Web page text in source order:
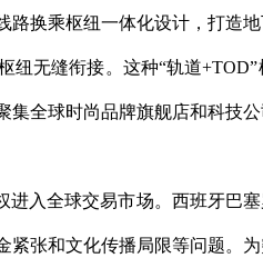
路换乘枢纽一体化设计，打造
纽无缝衔接。这种“轨道
集全球时尚品牌旗舰店和科技
进入全球交易市场。西班牙巴
紧张和文化传播局限等问题。